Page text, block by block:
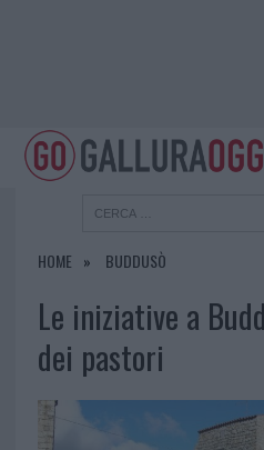
HOME BUDDUSÒ
Le iniziative a
dei pastori